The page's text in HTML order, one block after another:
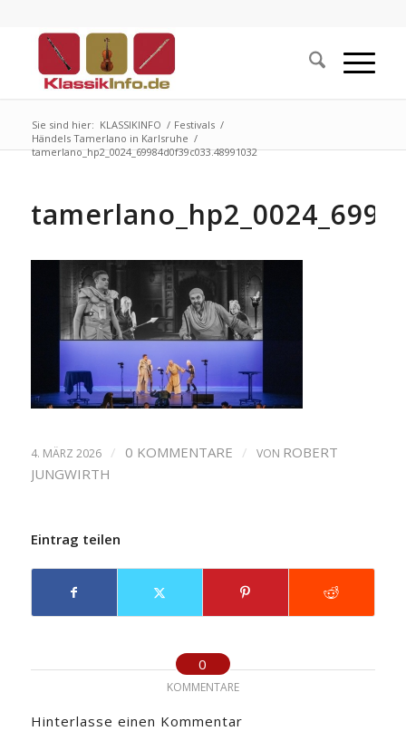
Sie sind hier: KLASSIKINFO / Festivals /
Händels Tamerlano in Karlsruhe /
tamerlano_hp2_0024_69984d0f39c033.48991032
4. MÄRZ 2026 / 0 KOMMENTARE / VON ROBERT
JUNGWIRTH
Eintrag teilen
0
KOMMENTARE
Hinterlasse einen Kommentar